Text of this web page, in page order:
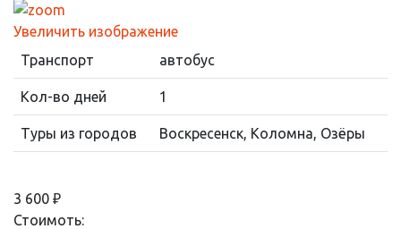
Увеличить изображение
Транспорт
автобус
Кол-во дней 1
Туры из городов Воскресенск, Коломна, Озёры
3 600 ₽
Стоимоть: